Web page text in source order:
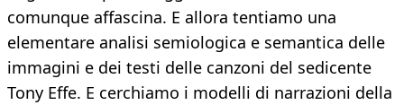
comunque affascina. E allora tentiamo una
elementare analisi semiologica e semantica delle
immagini e dei testi delle canzoni del sedicente
Tony Effe. E cerchiamo i modelli di narrazioni della